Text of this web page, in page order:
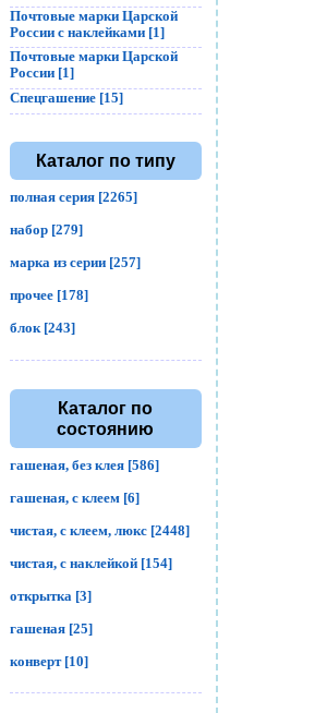
Почтовые марки Царской
России с наклейками [1]
Почтовые марки Царской
России [1]
Спецгашение [15]
Каталог по типу
полная серия [2265]
набор [279]
марка из серии [257]
прочее [178]
блок [243]
Каталог по
состоянию
гашеная, без клея [586]
гашеная, с клеем [6]
чистая, с клеем, люкс [2448]
чистая, с наклейкой [154]
открытка [3]
гашеная [25]
конверт [10]